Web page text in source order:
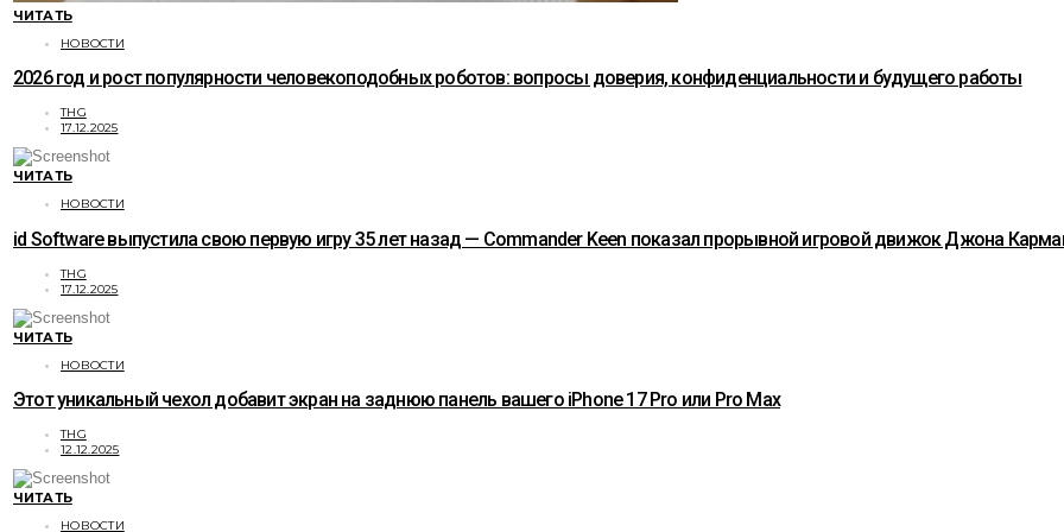
ЧИТАТЬ
НОВОСТИ
2026 год и рост популярности человекоподобных роботов: вопросы доверия, конфиденциальности и будущего работы
THG
17.12.2025
ЧИТАТЬ
НОВОСТИ
id Software выпустила свою первую игру 35 лет назад — Commander Keen показал прорывной игровой движок Джона
THG
17.12.2025
ЧИТАТЬ
НОВОСТИ
Этот уникальный чехол добавит экран на заднюю панель вашего iPhone 17 Pro или Pro Max
THG
12.12.2025
ЧИТАТЬ
НОВОСТИ